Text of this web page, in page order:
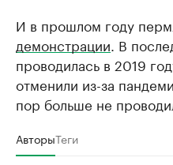
И в прошлом году
демонстрации . В
проводилась в 2019
отменили из-за
пор больше не
АвторыТеги